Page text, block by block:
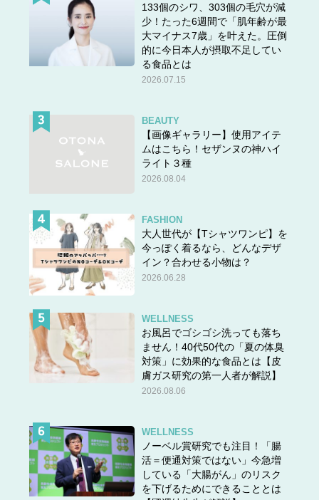
133個のシワ、303個の毛穴が減
少！たった6週間で「肌年齢が最
大マイナス7歳」を叶えた。圧倒
的に今日本人が摂取不足してい
る食品とは
2026.07.15
BEAUTY
【画像ギャラリー】使用アイテ
ムはこちら！セザンヌの神ハイ
ライト３種
2026.08.04
FASHION
大人世代が【Tシャツワンピ】を
今っぽく着るなら、どんなデザ
イン？合わせる小物は？
2026.06.28
WELLNESS
お風呂でゴシゴシ洗っても落ち
ません！40代50代の「夏の体臭
対策」に効果的な食品とは【皮
膚ガス研究の第一人者が解説】
2026.08.06
WELLNESS
ノーベル賞研究でも注目！「腸
活＝便通対策ではない」今急増
している「大腸がん」のリスク
を下げるためにできることとは